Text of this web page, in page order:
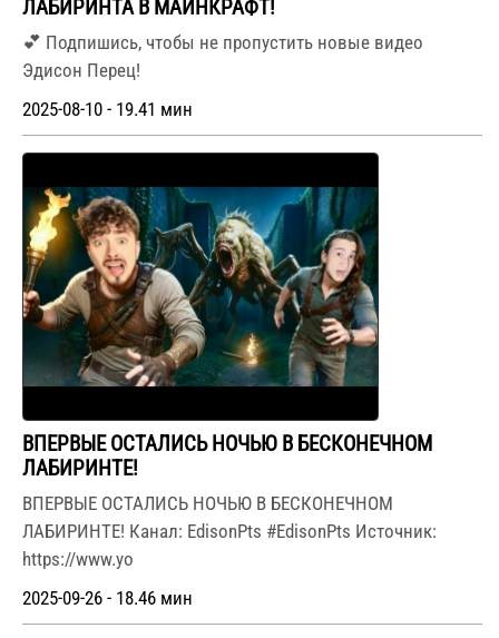
ЛАБИРИНТА В МАЙНКРАФТ!
💕 Подпишись, чтобы не пропустить новые видео
Эдисон Перец!
2025-08-10 - 19.41 мин
ВПЕРВЫЕ ОСТАЛИСЬ НОЧЬЮ В БЕСКОНЕЧНОМ
ЛАБИРИНТЕ!
ВПЕРВЫЕ ОСТАЛИСЬ НОЧЬЮ В БЕСКОНЕЧНОМ
ЛАБИРИНТЕ! Канал: EdisonPts #EdisonPts Источник:
https://www.yo
2025-09-26 - 18.46 мин